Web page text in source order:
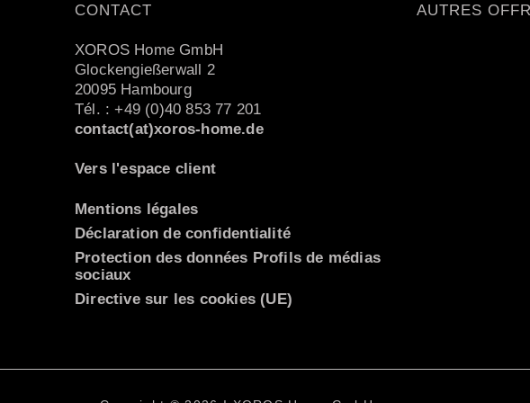
CONTACT
XOROS Home GmbH
Glockengießerwall 2
20095 Hambourg
Tél. : +49 (0)40 853 77 201
contact(at)xoros-home.de
Vers l'espace client
Mentions légales
Déclaration de confidentialité
Protection des données Profils de médias
sociaux
Directive sur les cookies (UE)
AUTRES